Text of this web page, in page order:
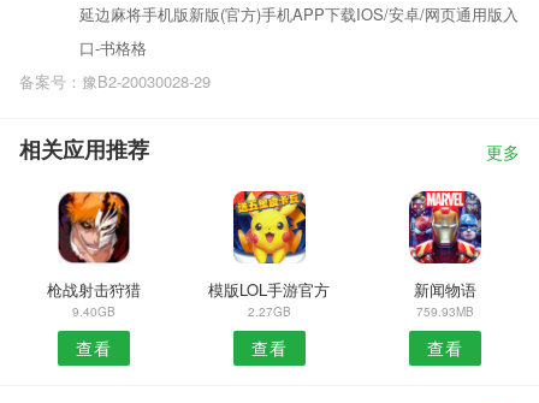
延边麻将手机版新版(官方)手机APP下载IOS/安卓/网页通用版入
口-书格格
备案号：豫B2-20030028-29
相关应用推荐 更多
枪战射击狩猎
9.40GB
查看
模版LOL手游官方
2.27GB
查看
新闻物语
759.93MB
查看